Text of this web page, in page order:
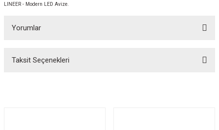
LINEER - Modern LED Avize.
Yorumlar
Taksit Seçenekleri